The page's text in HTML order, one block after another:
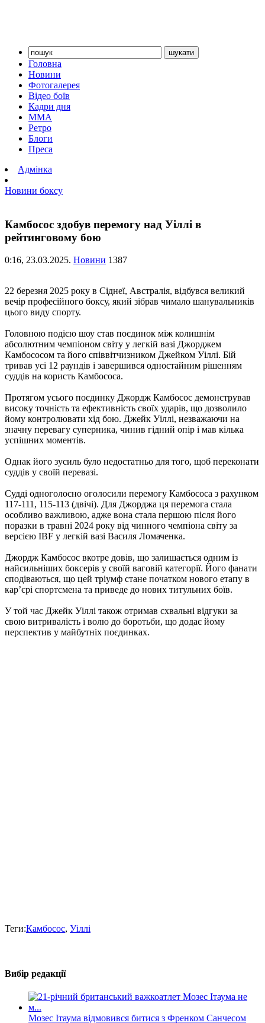
Головна
Новини
Фотогалерея
Відео боїв
Кадри дня
ММА
Ретро
Блоги
Преса
Адмінка
Новини боксу
Камбосос здобув перемогу над Уіллі в
рейтинговому бою
0:16, 23.03.2025. Новини 1387
22 березня 2025 року в Сіднеї, Австралія, відбувся великий
вечір професійного боксу, який зібрав чимало шанувальників
цього виду спорту.
Головною подією шоу став поєдинок між колишнім
абсолютним чемпіоном світу у легкій вазі Джорджем
Камбососом та його співвітчизником Джейком Уіллі. Бій
тривав усі 12 раундів і завершився одностайним рішенням
суддів на користь Камбососа.
Протягом усього поєдинку Джордж Камбосос демонстрував
високу точність та ефективність своїх ударів, що дозволило
йому контролювати хід бою. Джейк Уіллі, незважаючи на
значну перевагу суперника, чинив гідний опір і мав кілька
успішних моментів.
Однак його зусиль було недостатньо для того, щоб переконати
суддів у своїй перевазі.
Судді одноголосно оголосили перемогу Камбососа з рахунком
117-111, 115-113 (двічі). Для Джорджа ця перемога стала
особливо важливою, адже вона стала першою після його
поразки в травні 2024 року від чинного чемпіона світу за
версією IBF у легкій вазі Василя Ломаченка.
Джордж Камбосос вкотре довів, що залишається одним із
найсильніших боксерів у своїй ваговій категорії. Його фанати
сподіваються, що цей тріумф стане початком нового етапу в
кар’єрі спортсмена та приведе до нових титульних боїв.
У той час Джейк Уіллі також отримав схвальні відгуки за
свою витривалість і волю до боротьби, що додає йому
перспектив у майбутніх поєдинках.
Теги:Камбосос, Уіллі
Вибір редакції
Мозес Ітаума відмовився битися з Френком Санчесом